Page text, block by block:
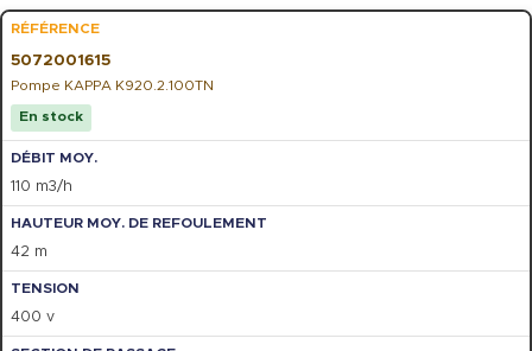
5072001615
Pompe KAPPA K920.2.100TN
En stock
110 m3/h
42 m
400 v